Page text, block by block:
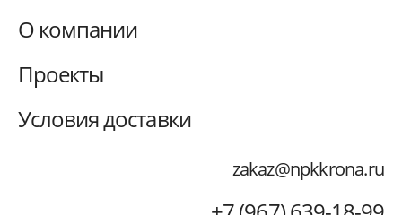
О компании
Проекты
Условия доставки
zakaz@npkkrona.ru